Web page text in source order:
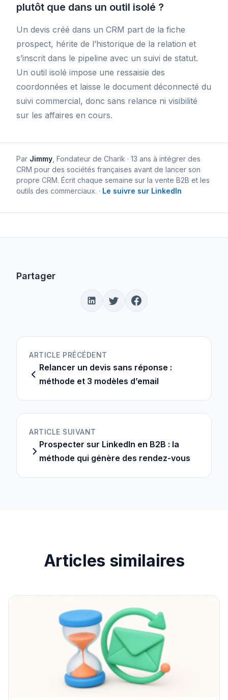
plutôt que dans un outil isolé ?
Un devis créé dans un CRM part de la fiche
prospect, hérite de l’historique de la relation et
s’inscrit dans le pipeline avec un suivi de statut.
Un outil isolé impose une ressaisie des
coordonnées et laisse le document déconnecté du
suivi commercial, donc sans relance ni visibilité
sur les affaires en cours.
Par Jimmy, Fondateur de Charik · 13 ans à intégrer des
CRM pour des sociétés françaises avant de lancer son
propre CRM. Écrit chaque semaine sur la vente B2B et les
outils des commerciaux. · Le suivre sur LinkedIn
Partager
ARTICLE PRÉCÉDENT
Relancer un devis sans réponse :
méthode et 3 modèles d’email
ARTICLE SUIVANT
Prospecter sur LinkedIn en B2B : la
méthode qui génère des rendez-vous
Articles similaires